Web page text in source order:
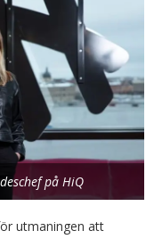
på HiQ
utmaningen att